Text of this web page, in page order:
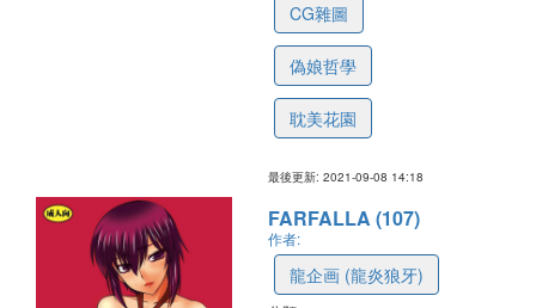
CG雜圖
偽娘哲學
耽美花園
最後更新: 2021-09-08 14:18
FARFALLA (107)
作者:
龍企画 (龍炎狼牙)